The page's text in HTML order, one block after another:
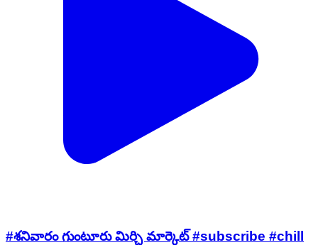
#శనివారం గుంటూరు మిర్చి మార్కెట్ #subscribe #chill